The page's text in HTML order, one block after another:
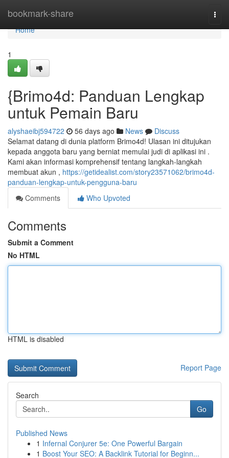
bookmark-share
Home
Home
1
{Brimo4d: Panduan Lengkap
untuk Pemain Baru
alyshaeibj594722 56 days ago News
Discuss
Selamat datang di dunia platform Brimo4d! Ulasan ini ditujukan
kepada anggota baru yang berniat memulai judi di aplikasi ini .
Kami akan informasi komprehensif tentang langkah-langkah
membuat akun , https://getidealist.com/story23571062/brimo4d-
panduan-lengkap-untuk-pengguna-baru
Comments
Who Upvoted
Comments
Submit a Comment
No HTML
HTML is disabled
Report Page
Search
Go
Published News
1 Infernal Conjurer 5e: One Powerful Bargain
1 Boost Your SEO: A Backlink Tutorial for Beginn...